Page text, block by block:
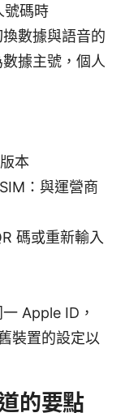
號碼時
數據與語音的
據主號，個人
本
：與運營商
碼或重新輸入
Apple ID，
裝置的設定以
的要點